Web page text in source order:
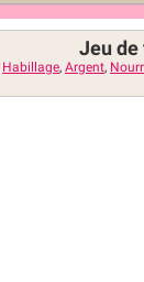
Jeu de
Habillage, Argent,